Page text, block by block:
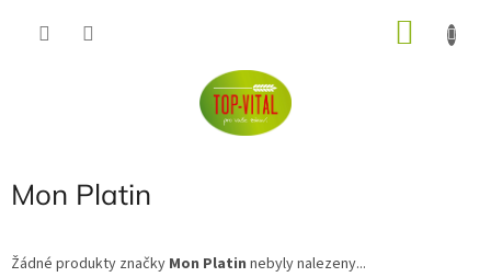
Mon Platin
Žádné produkty značky Mon Platin nebyly nalezeny...